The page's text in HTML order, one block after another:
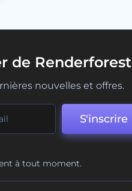
de Renderforest
nouvelles et offres.
S'inscrire
à tout moment.